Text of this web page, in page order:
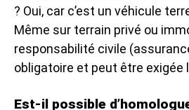
? Oui, car c’est un véhicule
Même sur terrain privé ou
responsabilité civile
obligatoire et peut être exigée
Est-il possible